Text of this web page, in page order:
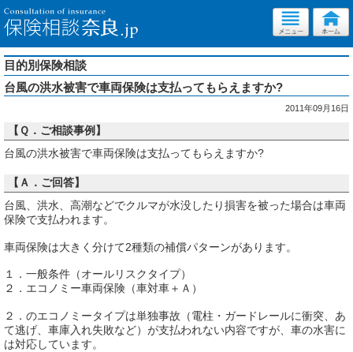
目的別保険相談
台風の洪水被害で車両保険は支払ってもらえますか?
2011年09月16日
【Ｑ．ご相談事例】
台風の洪水被害で車両保険は支払ってもらえますか?
【Ａ．ご回答】
台風、洪水、高潮などでクルマが水没したり損害を被った場合は車両
保険で支払われます。
車両保険は大きく分けて2種類の補償パターンがあります。
１．一般条件（オールリスクタイプ）
２．エコノミー車両保険（車対車＋Ａ）
２．のエコノミータイプは単独事故（電柱・ガードレールに衝突、あ
て逃げ、車庫入れ失敗など）が支払われない内容ですが、車の水害に
は対応しています。